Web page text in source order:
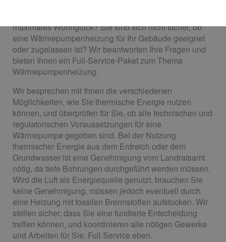
maximales Wohnglück? Sie sind sich nicht sicher, ob
eine Wärmepumpenheizung für Ihr Gebäude geeignet
oder zugelassen ist? Wir beantworten Ihre Fragen und
bieten Ihnen ein Full-Service-Paket zum Thema
Wärmepumpenheizung.
Wir besprechen mit Ihnen die verschiedenen
Möglichkeiten, wie Sie thermische Energie nutzen
können, und überprüfen für Sie, ob alle technischen und
regulatorischen Voraussetzungen für eine
Wärmepumpe gegeben sind. Bei der Nutzung
thermischer Energie aus dem Erdreich oder dem
Grundwasser ist eine Genehmigung vom Landratsamt
nötig, da tiefe Bohrungen durchgeführt werden müssen.
Wird die Luft als Energiequelle genutzt, brauchen Sie
keine Genehmigung, müssen jedoch eventuell durch
eine Heizung mit fossilen Brennstoffen aufstocken. Wir
stellen sicher, dass Sie eine fundierte Entscheidung
treffen können, und koordinieren alle nötigen Gewerke
und Arbeiten für Sie. Full Service eben.